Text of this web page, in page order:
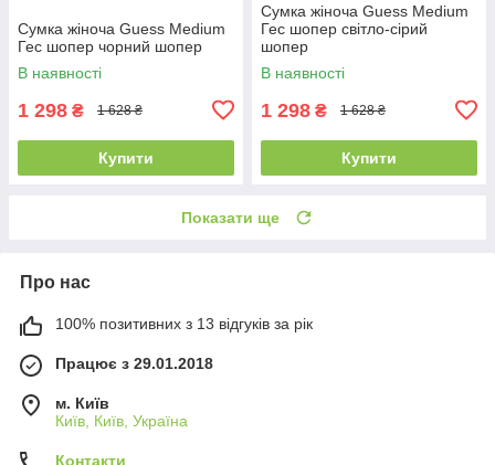
Сумка жіноча Guess Medium
Гес шопер чорний шопер
В наявності
1 298 ₴ 1 628 ₴
Купити
Сумка жіноча Guess Medium
Гес шопер світло-сірий
шопер
В наявності
1 298 ₴ 1 628 ₴
Купити
Показати ще
Про нас
100% позитивних з 13 відгуків за рік
Працює з 29.01.2018
м. Київ
Київ, Київ, Україна
Контакти